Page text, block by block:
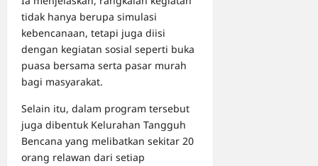
tidak hanya berupa simulasi
kebencanaan, tetapi juga diisi
dengan kegiatan sosial seperti buka
puasa bersama serta pasar murah
bagi masyarakat.
Selain itu, dalam program tersebut
juga dibentuk Kelurahan Tangguh
Bencana yang melibatkan sekitar 20
orang relawan dari setiap